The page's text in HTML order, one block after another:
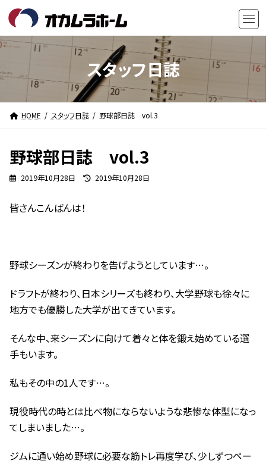
テ
ン
へ
キ
ゲ
ー
ョ
に
スタッフ日誌
HOME スタッフ日誌 野球部日誌 vol.3
野球部日誌 vol.3
2019年10月28日
最
2019年10月28日
皆さんこんばんは！
野球シーズンが終わりを告げようとしています…。
ドラフトが終わり、日本シリーズも終わり、大学野球も徐々に
地方でも優勝した大学が出てきています。
そんな中、来シーズンに向けて着々と体を鍛え始めている選
手もいます。
私もその中の1人です…。
現役時代の時とは比べ物にならないような悲惨な体型になっ
てしまいました…。
ジムに通い始め野球に必要な筋トレ再度学び、少しずつペー